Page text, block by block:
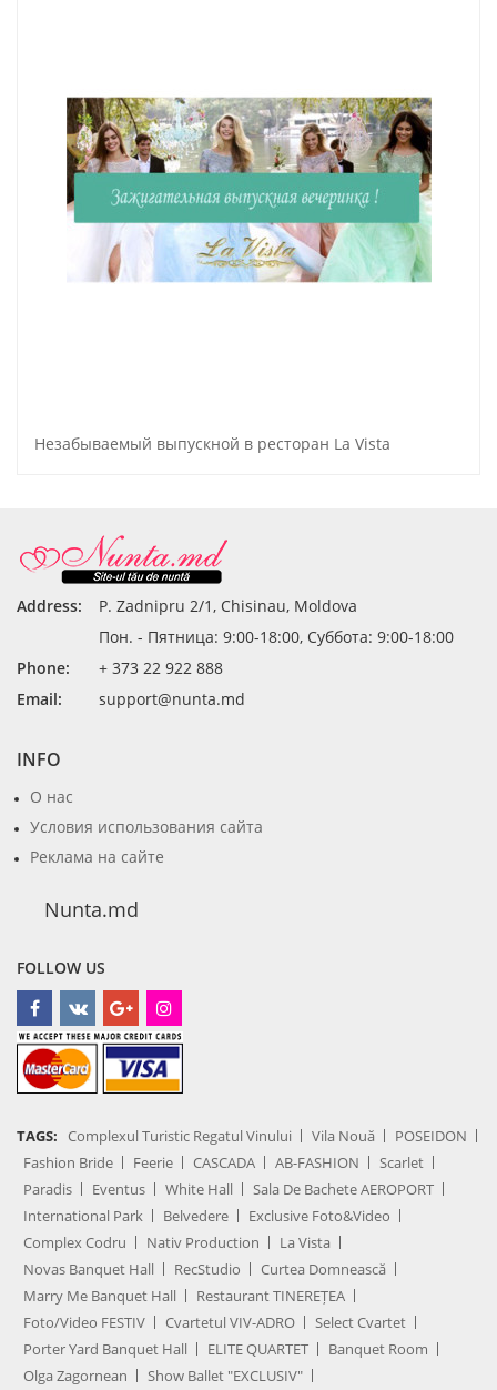
Незабываемый выпускной в ресторан La Vista
Address:
P. Zadnipru 2/1, Chisinau, Moldova
Пон. - Пятница: 9:00-18:00, Суббота: 9:00-18:00
Phone:
+ 373 22 922 888
Email:
support@nunta.md
INFO
О нас
Условия использования сайта
Реклама на сайте
Nunta.md
FOLLOW US
TAGS: Complexul Turistic Regatul Vinului Vila Nouă
POSEIDON
Fashion Bride
Feerie CASCADA AB-FASHION
Scarlet
Paradis
Eventus White Hall
Sala De Bachete AEROPORT
International Park
Belvedere
Exclusive Foto&Video
Complex Codru
Nativ Production
La Vista
Novas Banquet Hall
RecStudio
Curtea Domnească
Marry Me Banquet Hall
Restaurant TINEREȚEA
Foto/Video FESTIV
Cvartetul VIV-ADRO
Select Cvartet
Porter Yard Banquet Hall
ELITE QUARTET
Banquet Room
Olga Zagornean
Show Ballet "EXCLUSIV"